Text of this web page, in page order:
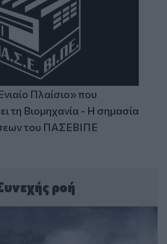
Πλαίσιο» που
τη Βιομηχανία - Η σημασία
του ΠΑΣΕΒΙΠΕ
ροή